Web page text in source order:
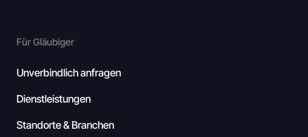
Für Gläubiger
Unverbindlich anfragen
Dienstleistungen
Standorte & Branchen